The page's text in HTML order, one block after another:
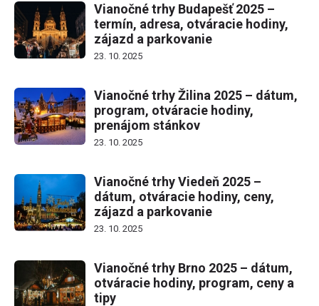
Vianočné trhy Budapešť 2025 –
termín, adresa, otváracie hodiny,
zájazd a parkovanie
23. 10. 2025
Vianočné trhy Žilina 2025 – dátum,
program, otváracie hodiny,
prenájom stánkov
23. 10. 2025
Vianočné trhy Viedeň 2025 –
dátum, otváracie hodiny, ceny,
zájazd a parkovanie
23. 10. 2025
Vianočné trhy Brno 2025 – dátum,
otváracie hodiny, program, ceny a
tipy